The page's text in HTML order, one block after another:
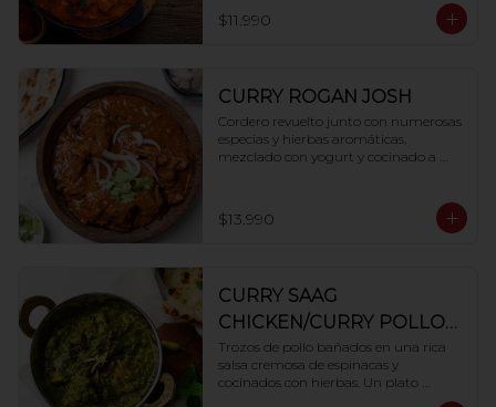
especial de especias como base.
$11.990
CURRY ROGAN JOSH
Cordero revuelto junto con numerosas
especias y hierbas aromáticas,
mezclado con yogurt y cocinado a
$13.990
CURRY SAAG
CHICKEN/CURRY POLLO
CON ESPINACA
Trozos de pollo bañados en una rica
salsa cremosa de espinacas y
cocinados con hierbas. Un plato